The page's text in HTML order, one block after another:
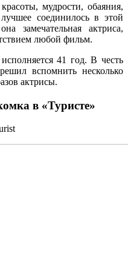
мудрости, обаяния,
соединилось в этой
замечательная актриса,
любой фильм.
41 год. В честь
решил вспомнить несколько
актрисы.
в «Туристе»